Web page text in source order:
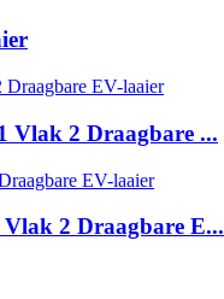
Vlak 2 Draagbare ...
2 Draagbare E...